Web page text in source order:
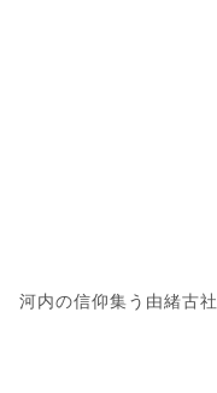
河内の信仰集う由緒古社